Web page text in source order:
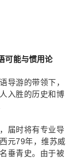
可能与惯用论
导游的带领下，
入胜的历史和博
届时将有专业导
元79年，维苏威
垂青史。由于被